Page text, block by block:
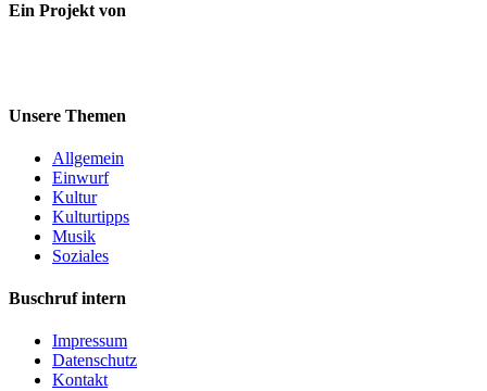
Ein Projekt von
Unsere Themen
Allgemein
Einwurf
Kultur
Kulturtipps
Musik
Soziales
Buschruf intern
Impressum
Datenschutz
Kontakt